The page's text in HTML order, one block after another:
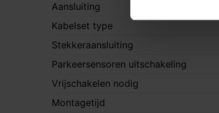
Aansluiting
Kabelset type
Stekkeraansluiting
Parkeersensoren uitschakeling
Vrijschakelen nodig
Montagetijd